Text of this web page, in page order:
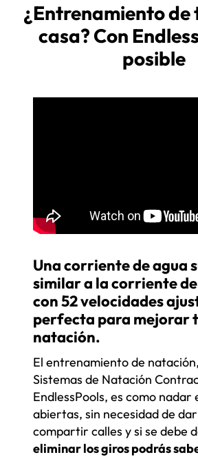
¿Entrenamiento de
casa? Con
posible
Una corriente de agua
similar a la corriente
con 52 velocidades
perfecta para mejorar
natación.
El entrenamiento de
Sistemas de Natación
EndlessPools, es como nadar
abiertas, sin necesidad de
compartir calles y si se debe
eliminar los giros podrás